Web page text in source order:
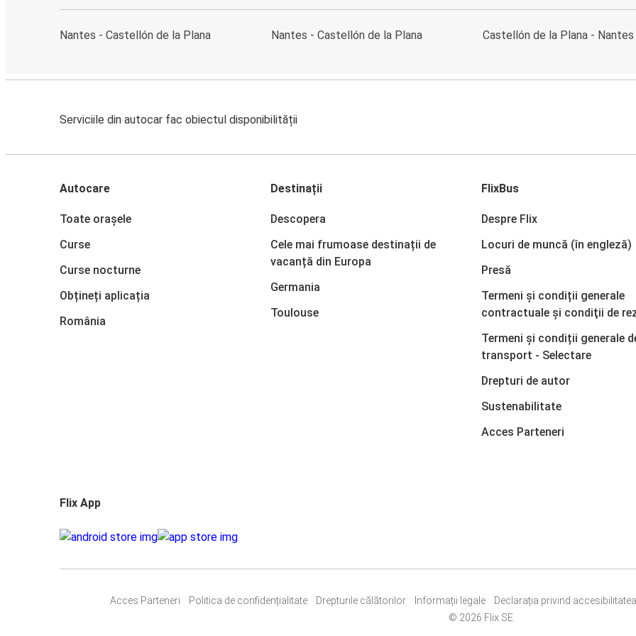
Nantes - Castellón de la Plana Nantes - Castellón de la Plana Castellón de la Plana - Nantes
Serviciile din autocar fac obiectul disponibilității
Autocare
Toate orașele
Curse
Curse nocturne
Obțineți aplicația
România
Destinații
Descopera
Cele mai frumoase destinații de
vacanță din Europa
Germania
Toulouse
FlixBus
Despre Flix
Locuri de muncă (în engleză)
Presă
Termeni și condiții generale
contractuale şi condiţii de
Termeni și condiții generale
transport - Selectare
Drepturi de autor
Sustenabilitate
Acces Parteneri
Flix App
Acces Parteneri Politica de confidențialitate Drepturile călătorilor Informații legale
Declarația privind accesibilitatea
© 2026 Flix SE